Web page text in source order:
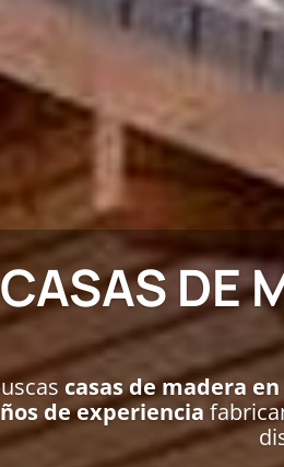
CASAS DE
casas de madera
de experiencia